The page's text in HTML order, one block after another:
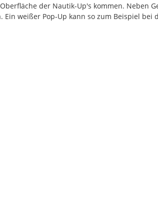
der Nautik-Up's kommen. Neben
weißer Pop-Up kann so zum Beispiel